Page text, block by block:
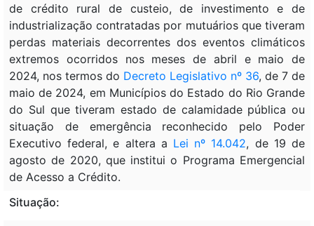
de crédito rural de custeio, de investimento e de
industrialização contratadas por mutuários que tiveram
perdas materiais decorrentes dos eventos climáticos
extremos ocorridos nos meses de abril e maio de
2024, nos termos do Decreto Legislativo nº 36, de 7 de
maio de 2024, em Municípios do Estado do Rio Grande
do Sul que tiveram estado de calamidade pública ou
situação de emergência reconhecido pelo Poder
Executivo federal, e altera a Lei nº 14.042, de 19 de
agosto de 2020, que institui o Programa Emergencial
de Acesso a Crédito.
Situação: